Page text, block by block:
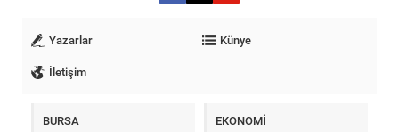
Yazarlar
Künye
İletişim
BURSA EKONOMİ